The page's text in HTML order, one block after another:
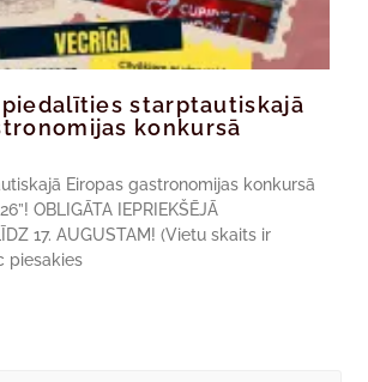
starptautiskajā
konkursā
Eiropas gastronomijas konkursā
OBLIGĀTA IEPRIEKŠĒJĀ
17. AUGUSTAM! (Vietu skaits ir
piesakies